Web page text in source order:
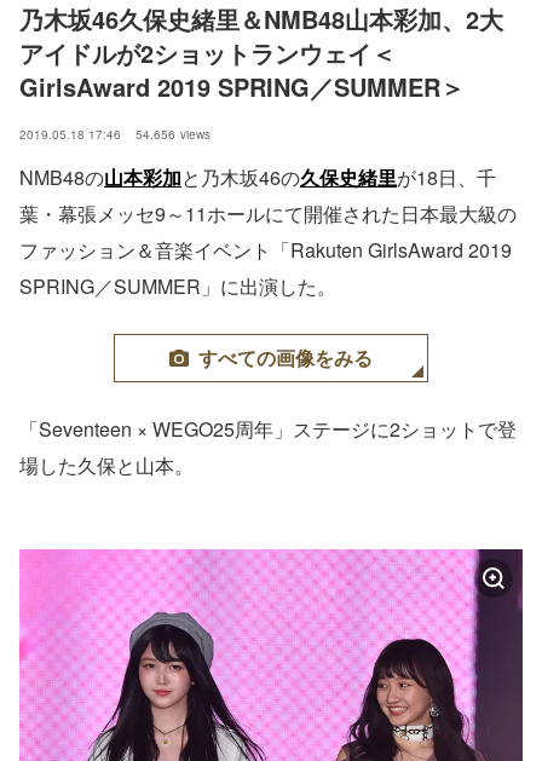
乃木坂46久保史緒里＆NMB48山本彩加、2大
アイドルが2ショットランウェイ＜
GirlsAward 2019 SPRING／SUMMER＞
2019.05.18 17:46 54,656 views
NMB48の山本彩加と乃木坂46の久保史緒里が18日、千
葉・幕張メッセ9～11ホールにて開催された日本最大級の
ファッション＆音楽イベント「Rakuten GirlsAward 2019
SPRING／SUMMER」に出演した。
すべての画像をみる
「Seventeen × WEGO25周年」ステージに2ショットで登
場した久保と山本。